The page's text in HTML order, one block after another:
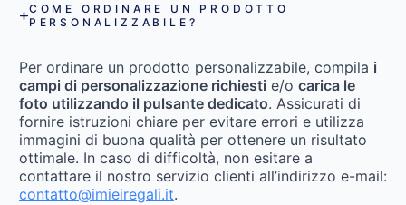
COME ORDINARE UN PRODOTTO
PERSONALIZZABILE?
Per ordinare un prodotto personalizzabile, compila i
campi di personalizzazione richiesti e/o carica le
foto utilizzando il pulsante dedicato. Assicurati di
fornire istruzioni chiare per evitare errori e utilizza
immagini di buona qualità per ottenere un risultato
ottimale. In caso di difficoltà, non esitare a
contattare il nostro servizio clienti all’indirizzo e-mail:
contatto@imieiregali.it.